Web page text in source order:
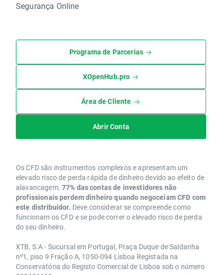
Segurança Online
Programa de Parcerias
XOpenHub.pro
Área de Cliente
Abrir Conta
Os CFD são instrumentos complexos e apresentam um
elevado risco de perda rápida de dinheiro devido ao efeito de
alavancagem. 77% das contas de investidores não
profissionais perdem dinheiro quando negoceiam CFD com
este distribuidor. Deve considerar se compreende como
funcionam os CFD e se pode correr o elevado risco de perda
do seu dinheiro.
XTB, S.A - Sucursal em Portugal, Praça Duque de Saldanha
nº1, piso 9 Fração A, 1050-094 Lisboa Registada na
Conservatória do Registo Comercial de Lisboa sob o número